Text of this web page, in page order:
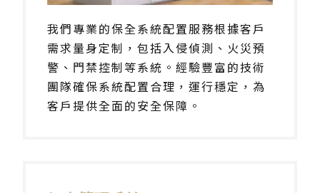
我們專業的保全系統配置服務根據客戶
需求量身定制，包括入侵偵測、火災預
警、門禁控制等系統。經驗豐富的技術
團隊確保系統配置合理，運行穩定，為
客戶提供全面的安全保障。